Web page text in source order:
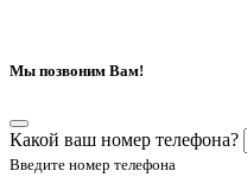
Мы позвоним Вам!
Какой ваш номер телефона?
Введите номер телефона